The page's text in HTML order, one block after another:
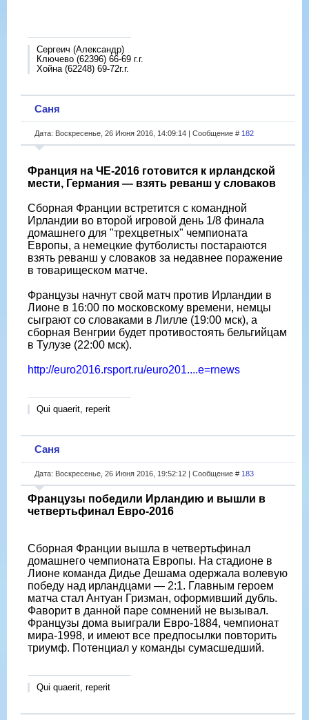
Сергеич (Александр)
Ключево (62396) 66-69 г.г.
Хойна (62248) 69-72г.г.
Саня
Дата: Воскресенье, 26 Июня 2016, 14:09:14 | Сообщение # 182
Франция на ЧЕ-2016 готовится к ирландской
мести, Германия — взять реванш у словаков
Сборная Франции встретится с командной
Ирландии во второй игровой день 1/8 финала
домашнего для "трехцветных" чемпионата
Европы, а немецкие футболисты постараются
взять реванш у словаков за недавнее поражение
в товарищеском матче.
Французы начнут свой матч против Ирландии в
Лионе в 16:00 по московскому времени, немцы
сыграют со словаками в Лилле (19:00 мск), а
сборная Венгрии будет противостоять бельгийцам
в Тулузе (22:00 мск).
http://euro2016.rsport.ru/euro201....e=rnews
Qui quaerit, reperit
Саня
Дата: Воскресенье, 26 Июня 2016, 19:52:12 | Сообщение # 183
Французы победили Ирландию и вышли в
четвертьфинал Евро-2016
Сборная Франции вышла в четвертьфинал
домашнего чемпионата Европы. На стадионе в
Лионе команда Дидье Дешама одержала волевую
победу над ирландцами — 2:1. Главным героем
матча стал Антуан Гризман, оформивший дубль.
Фаворит в данной паре сомнений не вызывал.
Французы дома выиграли Евро-1884, чемпионат
мира-1998, и имеют все предпосылки повторить
триумф. Потенциал у команды сумасшедший.
Qui quaerit, reperit